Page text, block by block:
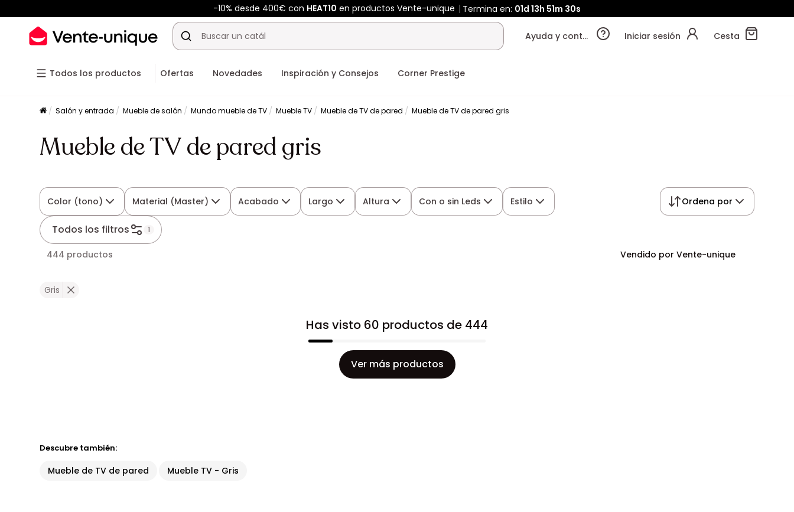
-10% desde 400€ con HEAT10 en productos Vente-unique Termina en: 01d 13h 51m 29s
Ayuda y contacto Iniciar sesión Cesta
Todos los productos Ofertas Novedades Inspiración y Consejos Corner Prestige
Salón y entrada Mueble de salón Mundo mueble de TV Mueble TV Mueble de TV de pared Mueble de TV de pared gris
Mueble de TV de pared gris
Color (tono) Material (Master) Acabado Largo Altura Con o sin Leds Estilo
Todos los filtros 1
Ordena por
444 productos Vendido por Vente-unique
Gris
Has visto 60 productos de 444
Ver más productos
Descubre también:
Mueble de TV de pared Mueble TV - Gris